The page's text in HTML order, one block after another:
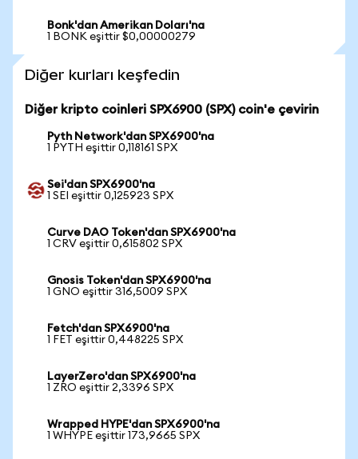
Bonk'dan Amerikan Doları'na
1 BONK eşittir $0,00000279
Diğer kurları keşfedin
Diğer kripto coinleri SPX6900 (SPX) coin'e çevirin
Pyth Network'dan SPX6900'na
1 PYTH eşittir 0,118161 SPX
Sei'dan SPX6900'na
1 SEI eşittir 0,125923 SPX
Curve DAO Token'dan SPX6900'na
1 CRV eşittir 0,615802 SPX
Gnosis Token'dan SPX6900'na
1 GNO eşittir 316,5009 SPX
Fetch'dan SPX6900'na
1 FET eşittir 0,448225 SPX
LayerZero'dan SPX6900'na
1 ZRO eşittir 2,3396 SPX
Wrapped HYPE'dan SPX6900'na
1 WHYPE eşittir 173,9665 SPX